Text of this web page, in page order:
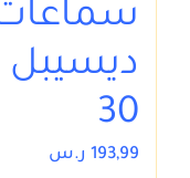
30
193,99 ر.س